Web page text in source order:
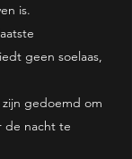
is.
geen soelaas,
gedoemd om
de nacht te